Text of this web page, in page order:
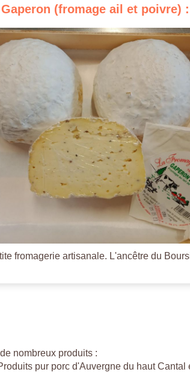
Gaperon (fromage ail et poivre) :
fromagerie artisanale. L'ancêtre du
nombreux produits :
pur porc d'Auvergne du haut Cantal